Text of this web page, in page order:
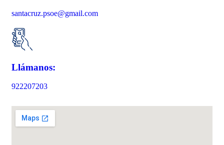
santacruz.psoe@gmail.com
Llámanos:
922207203